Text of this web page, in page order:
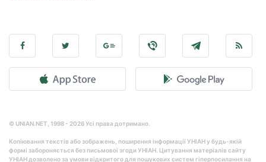
© UNIAN.NET, 1998 - 2026 Усі права дотримано.
Копіювання текстів або зображень, поширення інформації УНІАН у будь-якій
формі забороняється без письмової згоди УНІАН. Цитування матеріалів сайту
УНІАН дозволено за умови відкритого для пошукових систем гіперпосилання на